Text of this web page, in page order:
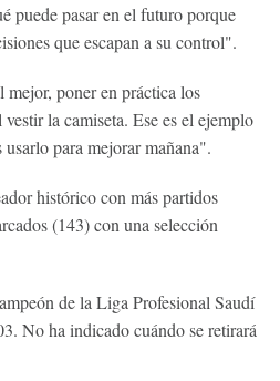
puede pasar en el futuro porque
que escapan a su control".
mejor, poner en práctica los
la camiseta. Ese es el ejemplo
para mejorar mañana".
histórico con más partidos
(143) con una selección
de la Liga Profesional Saudí
No ha indicado cuándo se retirará